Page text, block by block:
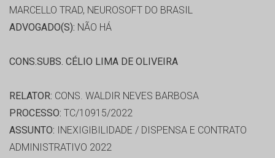
MARCELLO TRAD, NEUROSOFT DO BRASIL
ADVOGADO(S): NÃO HÁ
CONS.SUBS. CÉLIO LIMA DE OLIVEIRA
RELATOR: CONS. WALDIR NEVES BARBOSA
PROCESSO: TC/10915/2022
ASSUNTO: INEXIGIBILIDADE / DISPENSA E CONTRATO
ADMINISTRATIVO 2022